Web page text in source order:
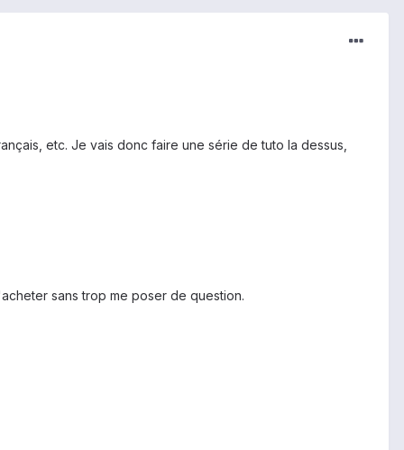
etc. Je vais donc faire une série de tuto la dessus,
sans trop me poser de question.